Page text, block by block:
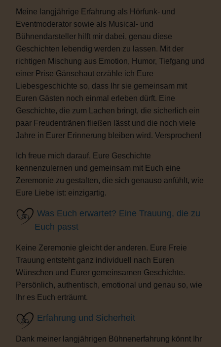
Meine langjährige Erfahrung als Hörfunk- und
Eventmoderator sowie als Musical- und
Bühnendarsteller hilft mir dabei, genau diese
Geschichten lebendig werden zu lassen. Mit der
richtigen Mischung aus Emotion, Humor, Tiefgang und
einer Prise Gänsehaut erzähle ich Eure
Liebesgeschichte so, dass Ihr sie gemeinsam mit
Euren Gästen noch einmal erleben dürft. Eine
Geschichte, die zum Lachen bringt, die sicherlich ein
paar Freudentränen fließen lässt und die noch viele
Jahre in Eurer Erinnerung bleiben wird. Versprochen!
Ich freue mich darauf, Eure Geschichte
kennenzulernen und gemeinsam mit Euch eine
Zeremonie zu gestalten, die sich genauso anfühlt, wie
Eure Liebe ist: einzigartig.
Was Euch erwartet? Eine Trauung, die zu
Euch passt
Keine Zeremonie gleicht der anderen. Eure Freie
Trauung entsteht ganz individuell nach Euren
Wünschen und Eurer gemeinsamen Geschichte.
Persönlich, authentisch, emotional und genau so, wie
Ihr es Euch erträumt.
Erfahrung und Sicherheit
Dank meiner langjährigen Bühnenerfahrung könnt Ihr